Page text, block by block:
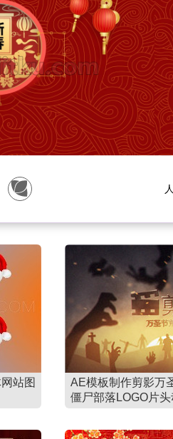
站图
AE模板制作剪影万
僵尸部落LOGO片